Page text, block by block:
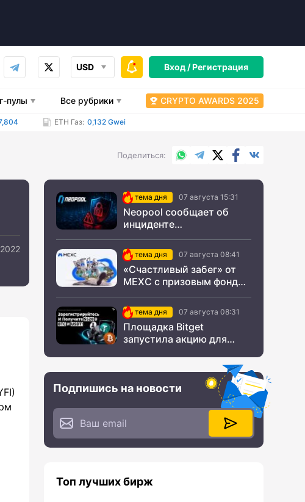
USD Вход /Регистрация
пулы Все рубрики CRYPTO AWARDS 2025
ETH Газ: 0,132 Gwei
Поделиться WhatsApp
TelegramX.comFacebook
тема дня 07 августа 15:31
Neopool сообщает об
инциденте
безопасности
тема дня 07 августа 08:41
«Счастливый забег» от
MEXC с призовым фондом
тема дня 07 августа 08:31
Площадка Bitget
запустила акцию для
Подпишись на новости
Топ лучших бирж